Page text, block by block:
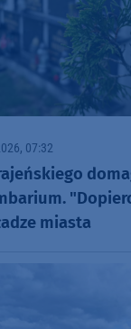
07:32
miasta